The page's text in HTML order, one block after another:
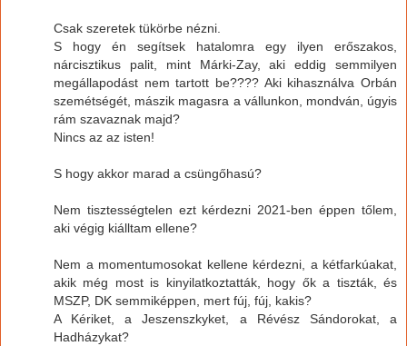
Csak szeretek tükörbe nézni.
S hogy én segítsek hatalomra egy ilyen erőszakos,
nárcisztikus palit, mint Márki-Zay, aki eddig semmilyen
megállapodást nem tartott be???? Aki kihasználva Orbán
szemétségét, mászik magasra a vállunkon, mondván, úgyis
rám szavaznak majd?
Nincs az az isten!
S hogy akkor marad a csüngőhasú?
Nem tisztességtelen ezt kérdezni 2021-ben éppen tőlem,
aki végig kiálltam ellene?
Nem a momentumosokat kellene kérdezni, a kétfarkúakat,
akik még most is kinyilatkoztatták, hogy ők a tiszták, és
MSZP, DK semmiképpen, mert fúj, fúj, kakis?
A Kériket, a Jeszenszkyket, a Révész Sándorokat, a
Hadházykat?